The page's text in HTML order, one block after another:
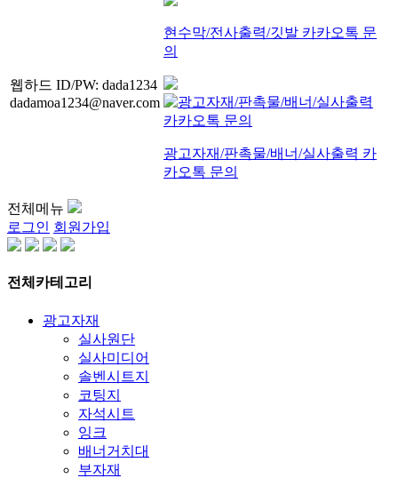
웹하드 ID/PW: dada1234
dadamoa1234@naver.com
현수막/전사출력/깃발 카카오톡 문
의
광고자재/판촉물/배너/실사출력 카
카오톡 문의
전체메뉴
로그인 회원가입
전체카테고리
광고자재
실사원단
실사미디어
솔벤시트지
코팅지
자석시트
잉크
배너거치대
부자재